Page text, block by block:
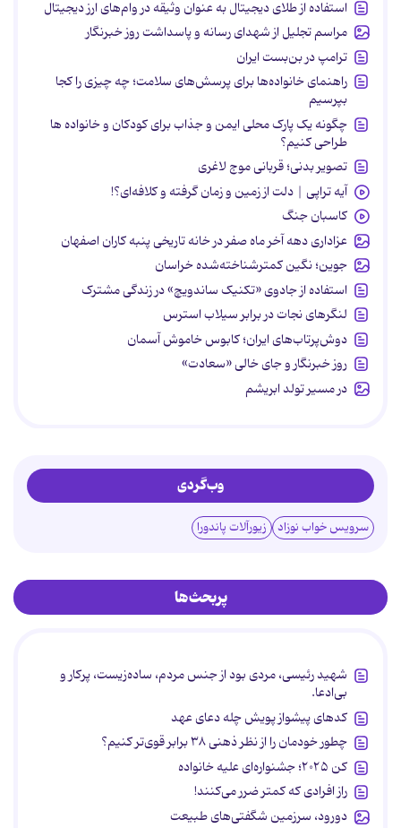
استفاده از طلای دیجیتال به عنوان وثیقه در وام‌های ارز دیجیتال
مراسم تجلیل از شهدای رسانه و پاسداشت روز خبرنگار
ترامپ در بن‌بست ایران
راهنمای خانواده‌ها برای پرسش‌های سلامت؛ چه چیزی را کجا
بپرسیم
چگونه یک پارک محلی ایمن و جذاب برای کودکان و خانواده ها
طراحی کنیم؟
تصویر بدنی؛ قربانی موج لاغری
آیه تراپی | دلت از زمین و زمان گرفته و کلافه‌ای؟!
کاسبان جنگ
عزاداری دهه آخر ماه صفر در خانه تاریخی پنبه کاران اصفهان
جوین؛ نگین کمترشناخته‌شده خراسان
استفاده از جادوی «تکنیک ساندویچ» در زندگی مشترک
لنگرهای نجات در برابر سیلاب استرس
دوش‌پرتاب‌های ایران؛ کابوس خاموش آسمان
روز خبرنگار و جای خالی «سعادت»
در مسیر تولد ابریشم
وب‌گردی
سرویس خواب نوزاد زیورآلات پاندورا
پربحث‌ها
شهید رئیسی، مردی بود از جنس مردم، ساده‌زیست، پرکار و
بی‌ادعا.
کدهای پیشواز پویش چله دعای عهد
چطور خودمان را از نظر ذهنی ۳۸ برابر قوی‌تر کنیم؟
کن ۲۰۲۵؛ جشنواره‌ای علیه خانواده
راز افرادی که کمتر ضرر می‌کنند!
دورود، سرزمین شگفتی‌های طبیعت